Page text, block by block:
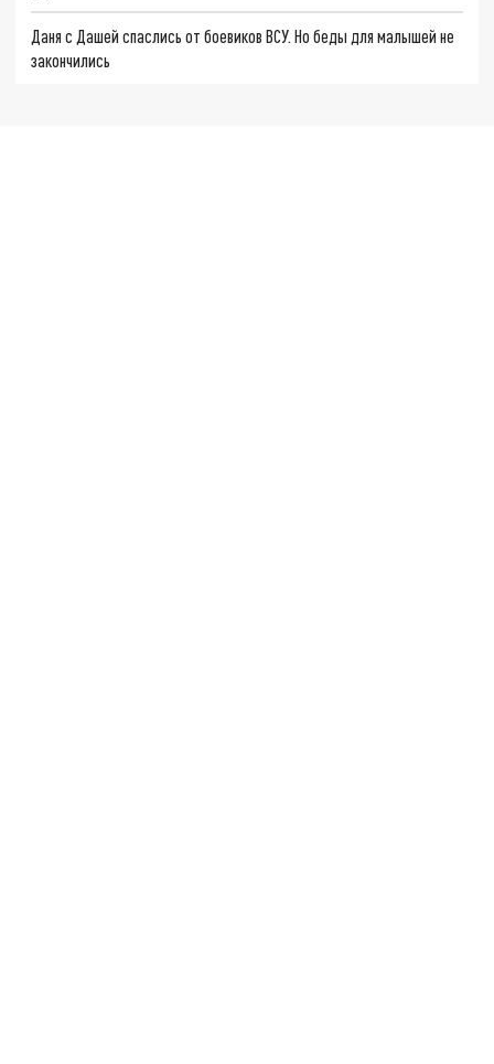
Даня с Дашей спаслись от боевиков ВСУ. Но беды для малышей не
закончились